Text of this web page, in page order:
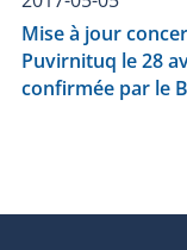
Mise à jour
Puvirnituq le 28
confirmée par le